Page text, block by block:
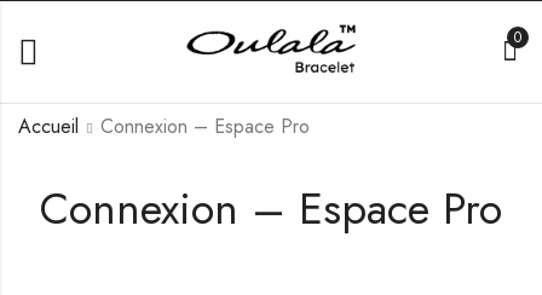
0
Connexion – Espace Pro
Accueil Connexion – Espace Pro